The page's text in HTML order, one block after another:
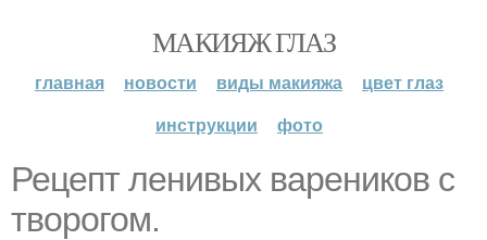
МАКИЯЖ ГЛАЗ
главная новости виды макияжа
цвет глаз
инструкции
фото
Рецепт ленивых вареников с
творогом.